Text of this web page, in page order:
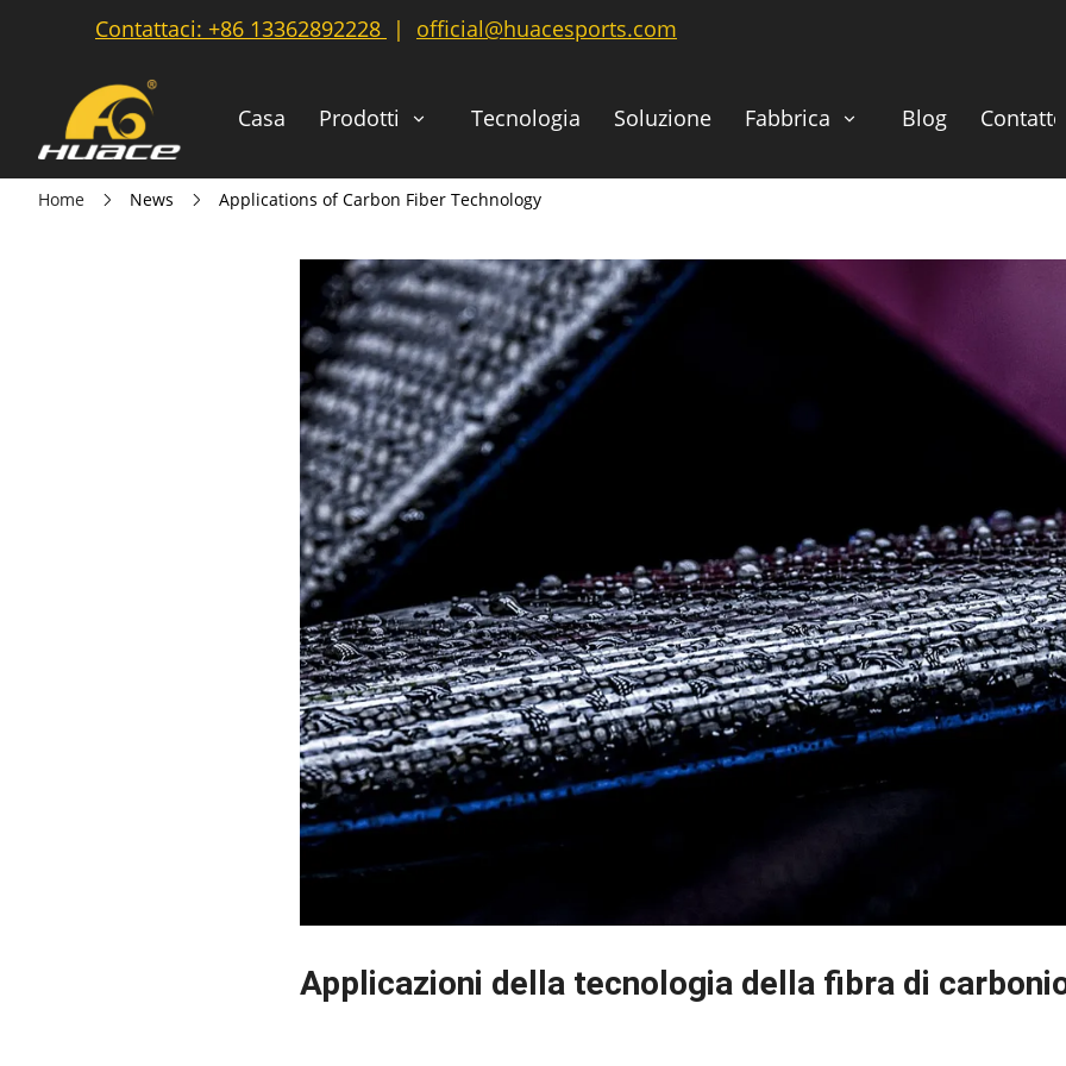
Contattaci: +86 13362892228 | official@huacesports.com
Casa Prodotti Tecnologia Soluzione Fabbrica Blog Contatto
Home News Applications of Carbon Fiber Technology
Applicazioni della tecnologia della fibra di